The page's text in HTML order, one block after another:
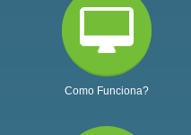
Como Funciona?